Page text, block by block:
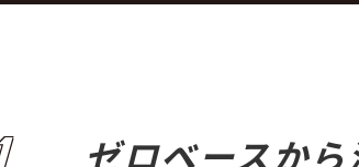
ゼロベースか